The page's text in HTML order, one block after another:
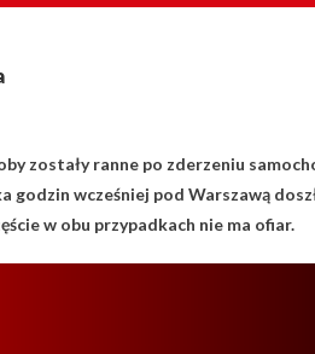
zostały ranne po zderzeniu
wcześniej pod Warszawą
w obu przypadkach nie ma ofiar.